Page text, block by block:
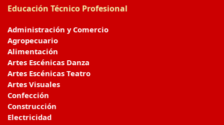
Educación Técnico Profesional
Administración y Comercio
Agropecuario
Alimentación
Artes Escénicas Danza
Artes Escénicas Teatro
Artes Visuales
Confección
Construcción
Electricidad